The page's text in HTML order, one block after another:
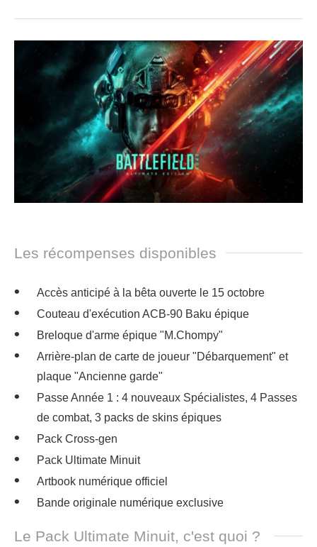
Les récompenses disponibles
Accès anticipé à la bêta ouverte le 15 octobre
Couteau d'exécution ACB-90 Baku épique
Breloque d'arme épique "M.Chompy"
Arrière-plan de carte de joueur "Débarquement" et
plaque "Ancienne garde"
Passe Année 1 : 4 nouveaux Spécialistes, 4 Passes
de combat, 3 packs de skins épiques
Pack Cross-gen
Pack Ultimate Minuit
Artbook numérique officiel
Bande originale numérique exclusive
Le Pack Ultimate Minuit, c'est quoi ?